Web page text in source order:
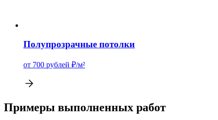
Полупрозрачные потолки
от 700 рублей ₽/м²
Примеры выполненных работ